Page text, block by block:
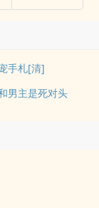
手札[清]
男主是死对头